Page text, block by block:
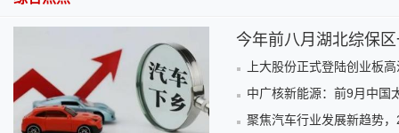
今年前八月湖北综保
上大股份正式登陆创业板
中广核新能源：前9月中国
聚焦汽车行业发展新趋势